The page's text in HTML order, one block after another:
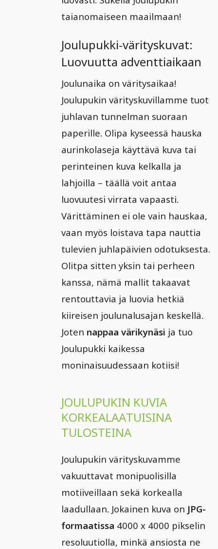
taianomaiseen maailmaan!
Joulupukki-värityskuvat:
Luovuutta adventtiaikaan
Joulunaika on väritysaikaa!
Joulupukin värityskuvillamme tuot
juhlavan tunnelman suoraan
paperille. Olipa kyseessä hauska
aurinkolaseja käyttävä kuva tai
perinteinen kuva kelkalla ja
lahjoilla – täällä voit antaa
luovuutesi virrata vapaasti.
Värittäminen ei ole vain hauskaa,
vaan myös loistava tapa nauttia
tulevien juhlapäivien odotuksesta.
Olitpa sitten yksin tai perheen
kanssa, nämä mallit takaavat
rentouttavia ja luovia hetkiä
kiireisen joulunalusajan keskellä.
Joten nappaa värikynäsi ja tuo
Joulupukki kaikessa
moninaisuudessaan kotiisi!
JOULUPUKIN KUVIA
KORKEALAATUISINA
TULOSTEINA
Joulupukin värityskuvamme
vakuuttavat monipuolisilla
motiiveillaan sekä korkealla
laadullaan. Jokainen kuva on JPG-
formaatissa 4000 x 4000 pikselin
resoluutiolla, minkä ansiosta ne